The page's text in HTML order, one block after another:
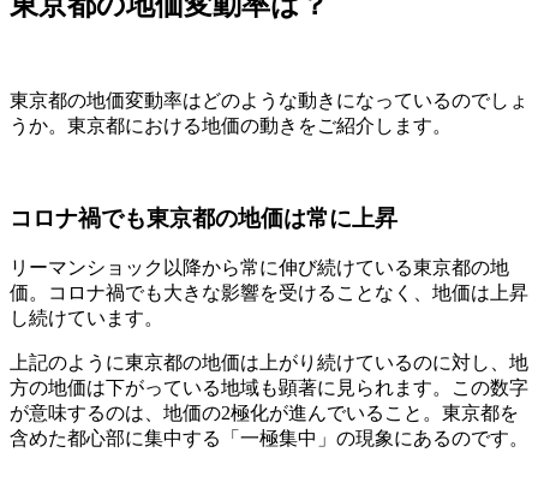
東京都の地価変動率はどのような動きになっているのでしょ
うか。東京都における地価の動きをご紹介します。
コロナ禍でも東京都の地価は常に上昇
リーマンショック以降から常に伸び続けている東京都の地
価。コロナ禍でも大きな影響を受けることなく、地価は上昇
し続けています。
上記のように東京都の地価は上がり続けているのに対し、地
方の地価は下がっている地域も顕著に見られます。この数字
が意味するのは、地価の2極化が進んでいること。東京都を
含めた都心部に集中する「一極集中」の現象にあるのです。